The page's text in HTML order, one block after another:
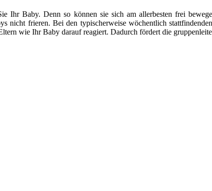
Ihr Baby. Denn so können sie sich am allerbesten frei
nicht frieren. Bei den typischerweise wöchentlich
wie Ihr Baby darauf reagiert. Dadurch fördert die